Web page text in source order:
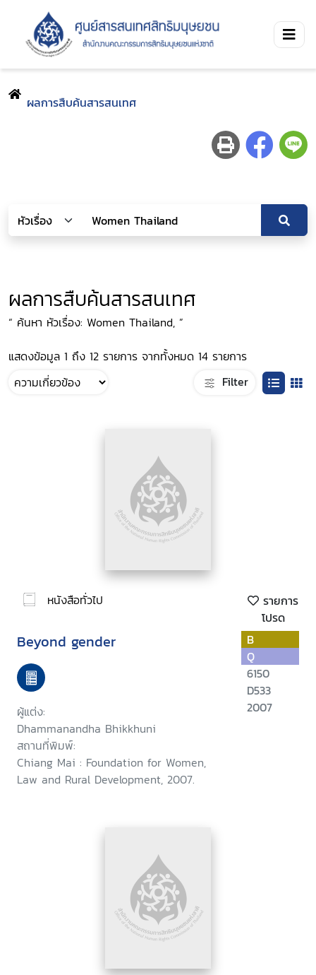
ผลการสืบค้นสารสนเทศ
ผลการสืบค้นสารสนเทศ
“ ค้นหา หัวเรื่อง: Women Thailand, ”
แสดงข้อมูล 1 ถึง 12 รายการ จากทั้งหมด 14 รายการ
Filter
หนังสือทั่วไป
รายการ
โปรด
Beyond gender
ผู้แต่ง:
Dhammanandha Bhikkhuni
สถานที่พิมพ์:
Chiang Mai : Foundation for Women,
Law and Rural Development, 2007.
B
Q
6150
D533
2007